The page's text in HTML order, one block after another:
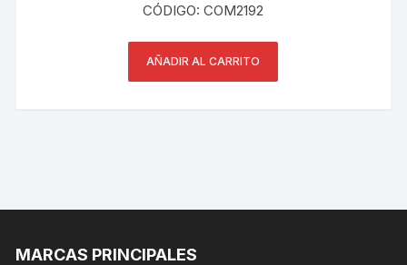
CÓDIGO: COM2192
AÑADIR AL CARRITO
MARCAS PRINCIPALES